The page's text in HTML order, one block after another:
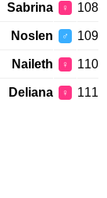
108
♀
Sabrina
109
♂
Noslen
110
♀
Naileth
111
♀
Deliana